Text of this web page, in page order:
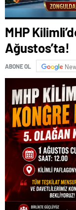
MHP
Ağustos’ta!
ABONE OL